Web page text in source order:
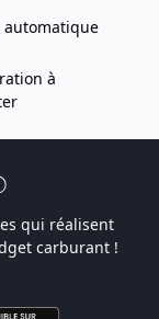
automatique
à
qui réalisent
carburant !